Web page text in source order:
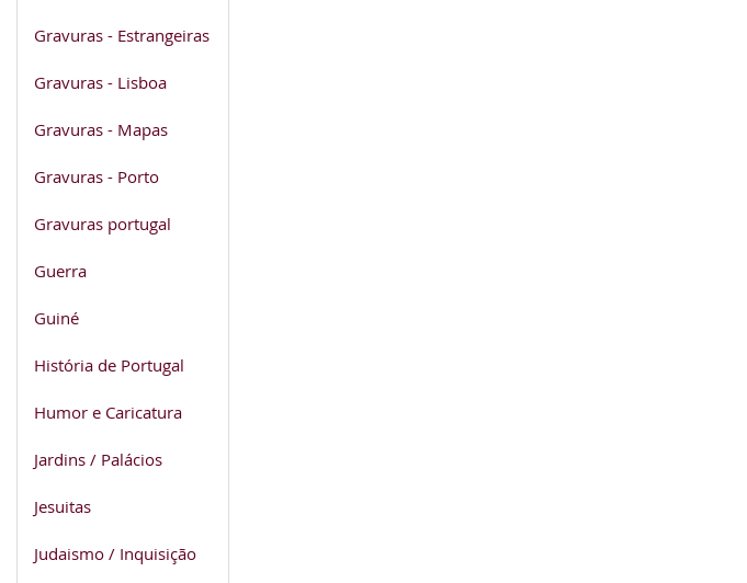
Gravuras - Estrangeiras
Gravuras - Lisboa
Gravuras - Mapas
Gravuras - Porto
Gravuras portugal
Guerra
Guiné
História de Portugal
Humor e Caricatura
Jardins / Palácios
Jesuitas
Judaismo / Inquisição